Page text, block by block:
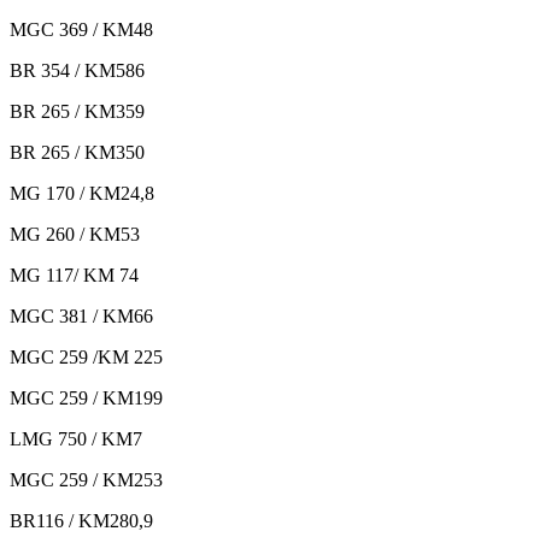
MGC 369 / KM48
BR 354 / KM586
BR 265 / KM359
BR 265 / KM350
MG 170 / KM24,8
MG 260 / KM53
MG 117/ KM 74
MGC 381 / KM66
MGC 259 /KM 225
MGC 259 / KM199
LMG 750 / KM7
MGC 259 / KM253
BR116 / KM280,9